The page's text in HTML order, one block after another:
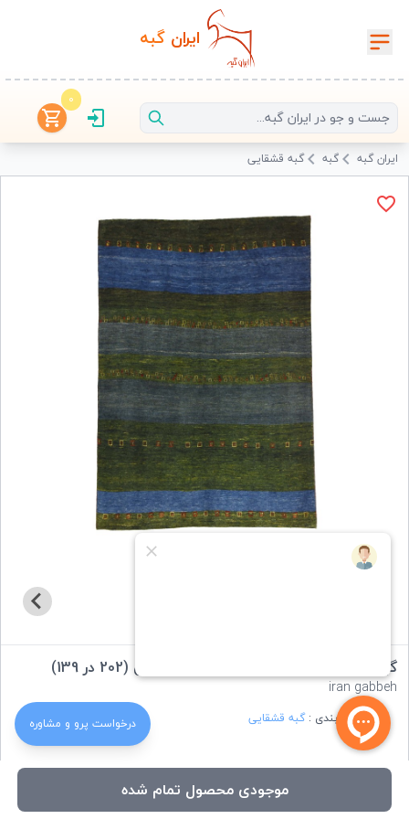
ایران‌گبه
0
ایران گبه گبه گبه قشقایی
گبه دستباف قشقایی ریزباف اعلا سه متری (202 در 139)
iran gabbeh
دسته بندی : گبه قشقایی
ویژگی های کالا:
رنگ
درخواست‌ پرو و مشاوره
موجودی محصول تمام شده